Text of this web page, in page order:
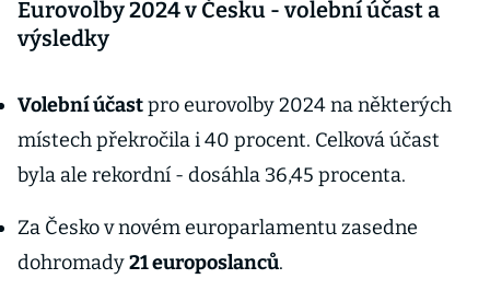
Eurovolby 2024 v Česku - volební účast a
výsledky
Volební účastpro eurovolby 2024 na některých
místech překročila i 40 procent. Celková účast
byla ale rekordní - dosáhla 36,45 procenta.
Za Česko v novém europarlamentu zasedne
dohromady21 europoslanců.